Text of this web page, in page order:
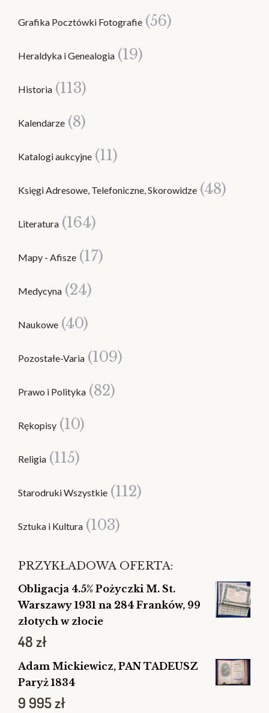
Grafika Pocztówki Fotografie (56)
Heraldyka i Genealogia (19)
Historia (113)
Kalendarze (8)
Katalogi aukcyjne (11)
Księgi Adresowe, Telefoniczne, Skorowidze (48)
Literatura (164)
Mapy - Afisze (17)
Medycyna (24)
Naukowe (40)
Pozostałe-Varia (109)
Prawo i Polityka (82)
Rękopisy (10)
Religia (115)
Starodruki Wszystkie (112)
Sztuka i Kultura (103)
PRZYKŁADOWA OFERTA:
Obligacja 4.5% Pożyczki M. St.
Warszawy 1931 na 284 Franków, 99
złotych w złocie
48zł
Adam Mickiewicz, PAN TADEUSZ
Paryż 1834
9 995zł